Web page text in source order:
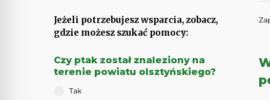
Jeżeli potrzebujesz wsparcia, zobacz,
gdzie możesz szukać pomocy:
Czy ptak został znaleziony na
terenie powiatu olsztyńskiego?
Tak